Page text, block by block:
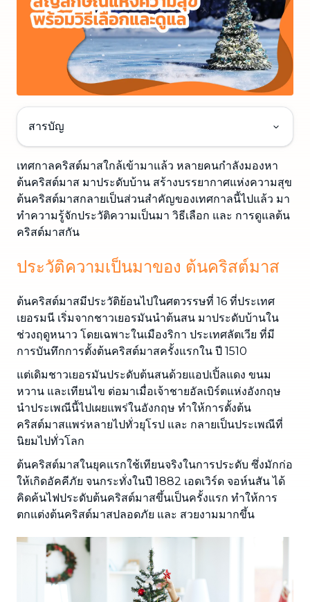
สารบัญ
เทศกาลคริสต์มาสใกล้เข้ามาแล้ว หลายคนกำลังมองหา
ต้นคริสต์มาส มาประดับบ้าน สร้างบรรยากาศแห่งความสุข
ต้นคริสต์มาสกลายเป็นส่วนสำคัญของเทศกาลนี้ไปแล้ว มา
ทำความรู้จักประวัติความเป็นมา วิธีเลือก และ การดูแลต้น
คริสต์มาสกัน
ประวัติความเป็นมาของ ต้นคริสต์มาส
ต้นคริสต์มาสมีประวัติย้อนไปในศตวรรษที่ 16 ที่ประเทศ
เยอรมนี เริ่มจากชาวเยอรมันนำต้นสน มาประดับบ้านใน
ช่วงฤดูหนาว โดยเฉพาะในเมืองริกา ประเทศลัตเวีย ที่มี
การบันทึกการตั้งต้นคริสต์มาสครั้งแรกใน ปี 1510
แต่เดิมชาวเยอรมันประดับต้นสนด้วยแอปเปิ้ลแดง ขนม
หวาน และเทียนไข ต่อมาเมื่อเจ้าชายอัลเบิร์ตแห่งอังกฤษ
นำประเพณีนี้ไปเผยแพร่ในอังกฤษ ทำให้การตั้งต้น
คริสต์มาสแพร่หลายไปทั่วยุโรป และ กลายเป็นประเพณีที่
นิยมไปทั่วโลก
ต้นคริสต์มาสในยุคแรกใช้เทียนจริงในการประดับ ซึ่งมักก่อ
ให้เกิดอัคคีภัย จนกระทั่งในปี 1882 เอดเวิร์ด จอห์นสัน ได้
คิดค้นไฟประดับต้นคริสต์มาสขึ้นเป็นครั้งแรก ทำให้การ
ตกแต่งต้นคริสต์มาสปลอดภัย และ สวยงามมากขึ้น